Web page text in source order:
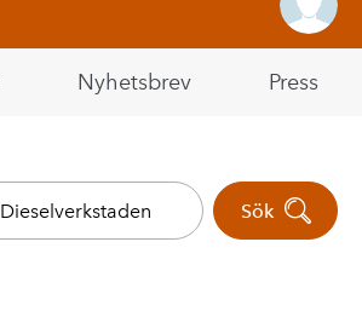
Nyhetsbrev Press
Sök